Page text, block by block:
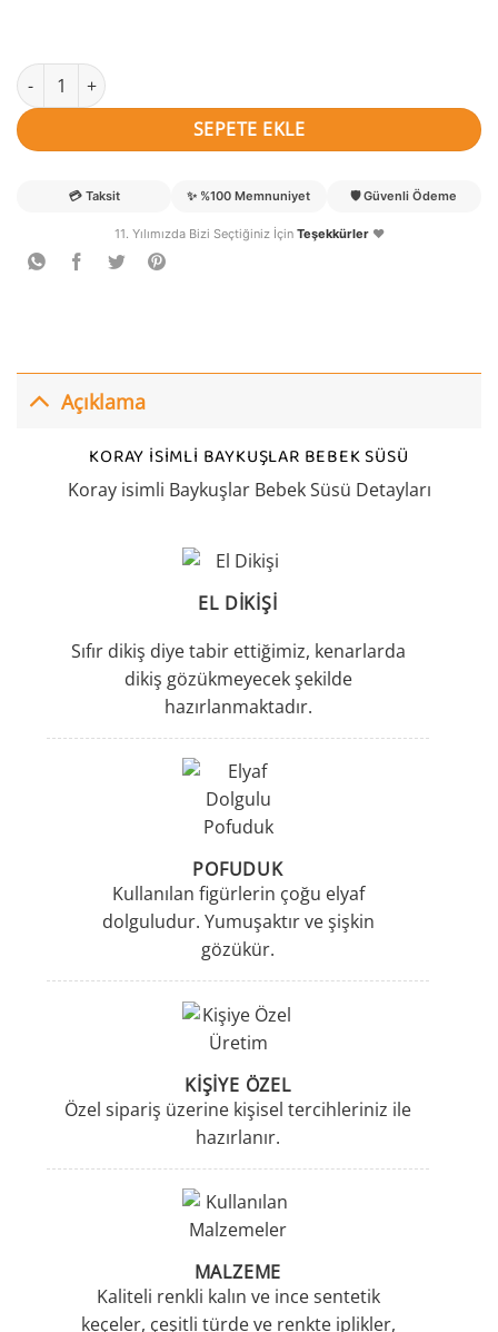
Koray isimli Baykuşlar Bebek Süsü adet
SEPETE EKLE
💳 Taksit ✨ %100 Memnuniyet 🛡️ Güvenli Ödeme
11. Yılımızda Bizi Seçtiğiniz İçin Teşekkürler❤️
Açıklama
KORAY ISIMLI BAYKUŞLAR BEBEK SÜSÜ
Koray isimli Baykuşlar Bebek Süsü Detayları
EL DIKIŞI
Sıfır dikiş diye tabir ettiğimiz, kenarlarda
dikiş gözükmeyecek şekilde
hazırlanmaktadır.
POFUDUK
Kullanılan figürlerin çoğu elyaf
dolguludur. Yumuşaktır ve şişkin
gözükür.
KİŞİYE ÖZEL
Özel sipariş üzerine kişisel tercihleriniz ile
hazırlanır.
MALZEME
Kaliteli renkli kalın ve ince sentetik
keçeler, çeşitli türde ve renkte iplikler,